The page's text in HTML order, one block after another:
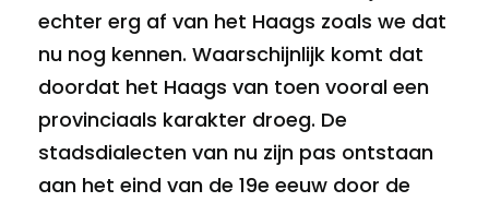
echter erg af van het Haags zoals we dat
nu nog kennen. Waarschijnlijk komt dat
doordat het Haags van toen vooral een
provinciaals karakter droeg. De
stadsdialecten van nu zijn pas ontstaan
aan het eind van de 19e eeuw door de